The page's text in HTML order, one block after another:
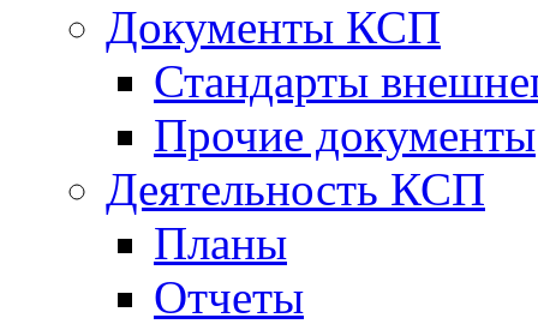
Документы КСП
Стандарты
Прочие документы
Деятельность КСП
Планы
Отчеты